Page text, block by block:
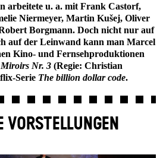
arbeitete u. a. mit Frank Castorf,
Niermeyer, Martin Kušej, Oliver
Borgmann. Doch nicht nur auf
auf der Leinwand kann man Marcel
Kino- und Fernsehproduktionen
Miroirs Nr. 3 (Regie: Christian
Serie The billion dollar code.
VORSTELLUNGEN